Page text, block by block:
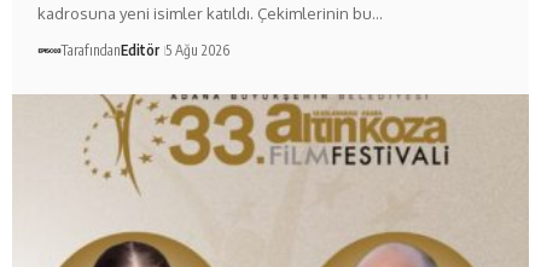
kadrosuna yeni isimler katıldı. Çekimlerinin bu…
TarafındanEditör 5 Ağu 2026